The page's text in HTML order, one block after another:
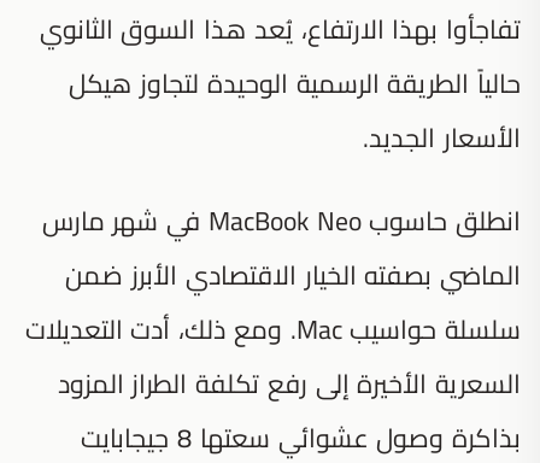
تفاجأوا بهذا الارتفاع، يُعد هذا السوق الثانوي
حالياً الطريقة الرسمية الوحيدة لتجاوز هيكل
الأسعار الجديد.
انطلق حاسوب MacBook Neo في شهر مارس
الماضي بصفته الخيار الاقتصادي الأبرز ضمن
سلسلة حواسيب Mac. ومع ذلك، أدت التعديلات
السعرية الأخيرة إلى رفع تكلفة الطراز المزود
بذاكرة وصول عشوائي سعتها 8 جيجابايت